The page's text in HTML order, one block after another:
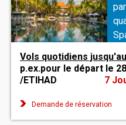
Vols quotidiens
p.ex.pour le départ le
/ETIHAD
7
Demande de réservation